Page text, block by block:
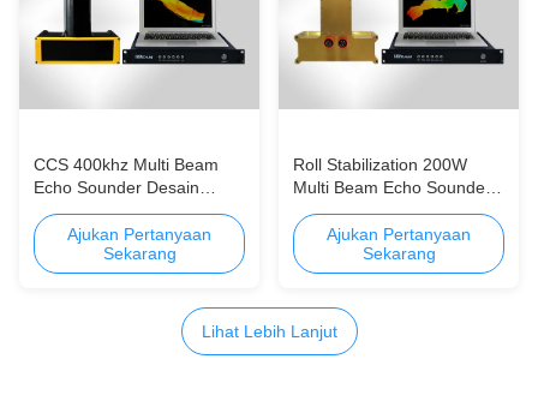
CCS 400khz Multi Beam
Echo Sounder Desain
Ringkas SuitbaleUntuk
Kedalaman 0,5m ~ 180m
Ajukan Pertanyaan
Sekarang
Roll Stabilization 200W
Multi Beam Echo Sounder
Kepadatan sinar tinggi dan
kecepatan ping
Miniaturisasi
Ajukan Pertanyaan
Sekarang
Lihat Lebih Lanjut